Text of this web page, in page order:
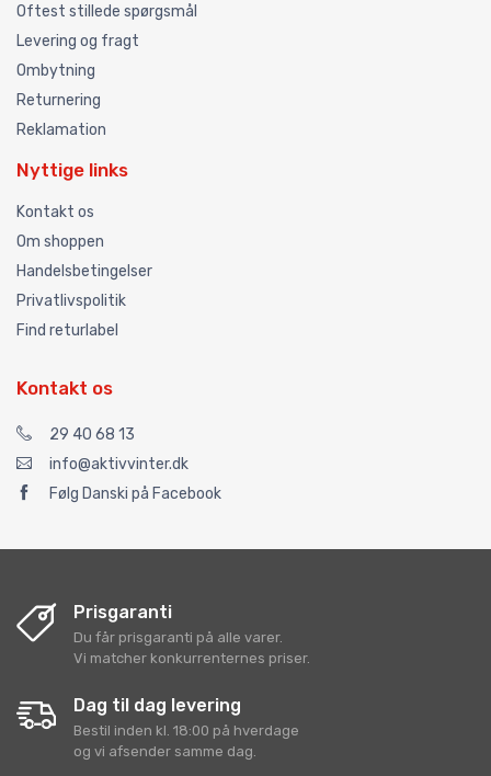
Oftest stillede spørgsmål
Levering og fragt
Ombytning
Returnering
Reklamation
Nyttige links
Kontakt os
Om shoppen
Handelsbetingelser
Privatlivspolitik
Find returlabel
Kontakt os
29 40 68 13
info@aktivvinter.dk
Følg Danski på Facebook
Prisgaranti
Du får prisgaranti på alle varer.
Vi matcher konkurrenternes priser.
Dag til dag levering
Bestil inden kl. 18:00 på hverdage
og vi afsender samme dag.